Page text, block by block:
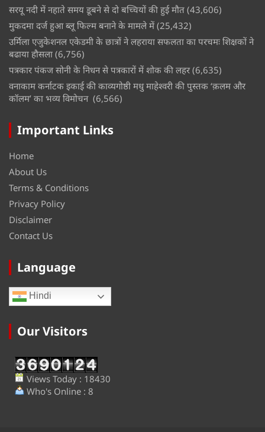
सरयू नदी में नहाते समय डूबने से दो बच्चियों की हुई मौत (43,606)
मुकदमा दर्ज हुआ ब्लू फिल्म बनाने के मामले में (25,432)
उर्मिला एजुकेशनल एकेडमी के छात्रों ने लहराया सफलता का परचमः शिक्षकों ने
बढाया हौसला (6,756)
पत्रकार पंकज सोनी के निधन से पत्रकारों में शोक की लहर (6,635)
वनाकाम कर्नाटक इकाई की काव्यगोष्ठी मधु माहेश्वरी की पुस्तक ‘क़लम और
कॉलम’ का भव्य विमोचन (6,566)
Important Links
Home
About Us
Terms & Conditions
Privacy Policy
Disclaimer
Contact Us
Language
Hindi
Our Visitors
Views Today : 18430
Who's Online : 8